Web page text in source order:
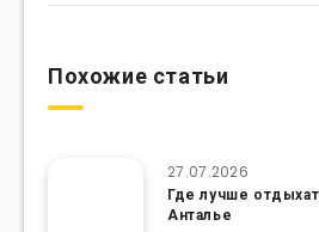
Похожие статьи
27.07.2026
Где лучше
Анталье